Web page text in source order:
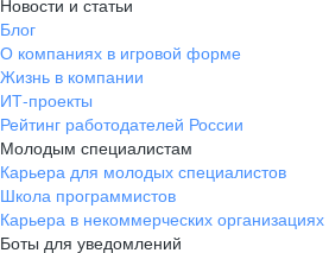
Новости и статьи
Блог
О компаниях в игровой форме
Жизнь в компании
ИТ-проекты
Рейтинг работодателей России
Молодым специалистам
Карьера для молодых специалистов
Школа программистов
Карьера в некоммерческих организациях
Боты для уведомлений